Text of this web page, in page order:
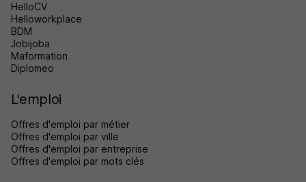
HelloCV
Helloworkplace
BDM
Jobijoba
Maformation
Diplomeo
L'emploi
Offres d'emploi par métier
Offres d'emploi par ville
Offres d'emploi par entreprise
Offres d'emploi par mots clés